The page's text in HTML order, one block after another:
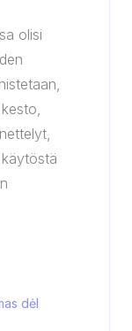
olisi
dėl